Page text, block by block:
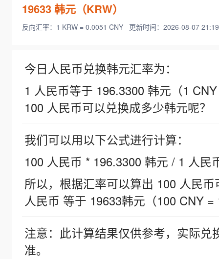
19633韩元（KRW）
反向汇率：1 KRW = 0.0051 CNY 更新时间：2026-08-07
今日人民币兑换韩元汇率为：
1 人民币等于 196.3300 韩元（1
100 人民币可以兑换成多少韩元呢？
我们可以用以下公式进行计算：
100 人民币 * 196.3300 韩元 / 1 人民
所以，根据汇率可以算出 100 人民
人民币 等于 19633韩元（100 CNY =
注意：此计算结果仅供参考，实际
准。